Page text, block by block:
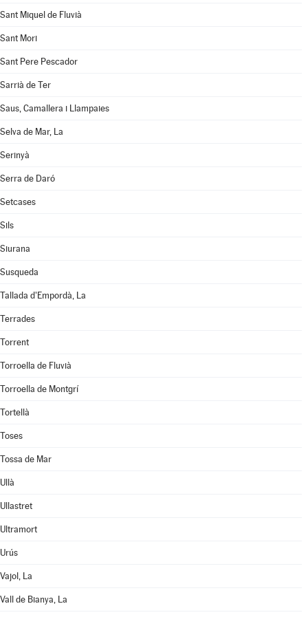
Sant Miquel de Fluvià
Sant Mori
Sant Pere Pescador
Sarrià de Ter
Saus, Camallera i Llampaies
Selva de Mar, La
Serinyà
Serra de Daró
Setcases
Sils
Siurana
Susqueda
Tallada d'Empordà, La
Terrades
Torrent
Torroella de Fluvià
Torroella de Montgrí
Tortellà
Toses
Tossa de Mar
Ullà
Ullastret
Ultramort
Urús
Vajol, La
Vall de Bianya, La